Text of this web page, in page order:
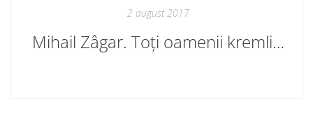
2 august 2017
Mihail Zâgar. Toți oamenii kremlinului. În curând